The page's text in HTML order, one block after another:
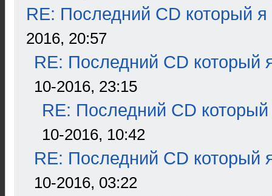
RE: Последний CD который я
2016, 20:57
RE: Последний CD который
10-2016, 23:15
RE: Последний CD который
10-2016, 10:42
RE: Последний CD который
10-2016, 03:22